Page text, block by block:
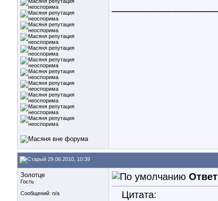
29.06.2010, 10:39
Золотце
Гость
Сообщений: n/a
Цитата: